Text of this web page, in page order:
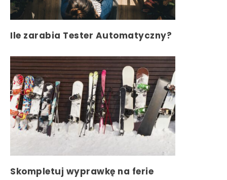
Ile zarabia Tester Automatyczny?
Skompletuj wyprawkę na ferie